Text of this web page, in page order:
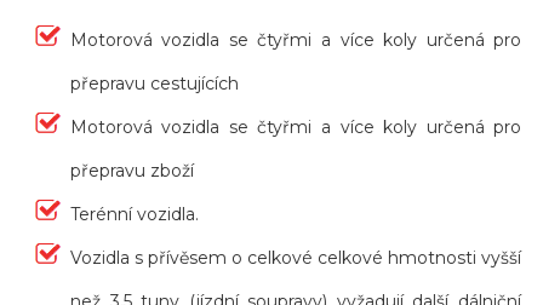
Motorová vozidla se čtyřmi a více koly určená pro
přepravu cestujících
Motorová vozidla se čtyřmi a více koly určená pro
přepravu zboží
Terénní vozidla.
Vozidla s přívěsem o celkové celkové hmotnosti vyšší